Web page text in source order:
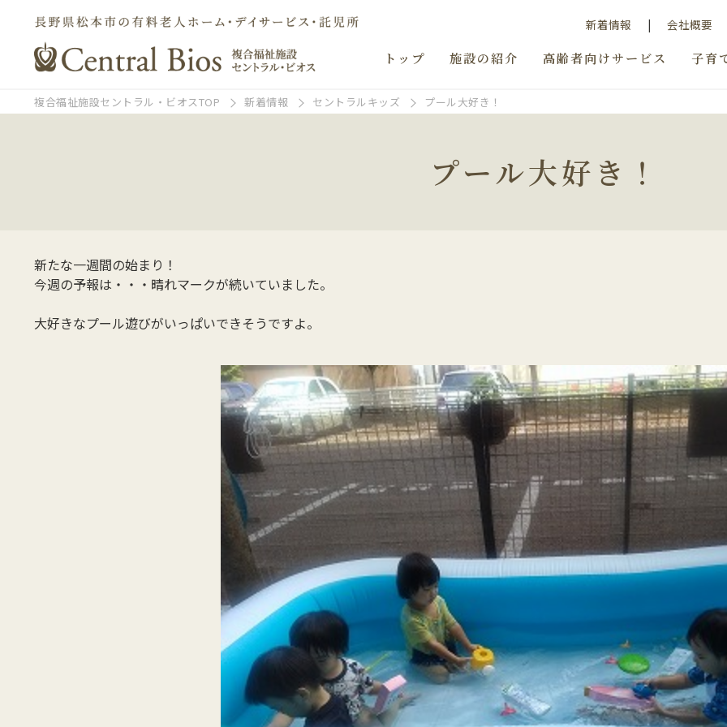
新着情報 会社概要
トップ 施設の紹介 高齢者向けサービス 子育
複合福祉施設セントラル・ビオスTOP 新着情報 セントラルキッズ プール大好き！
プール大好き！
新たな一週間の始まり！
今週の予報は・・・晴れマークが続いていました。
大好きなプール遊びがいっぱいできそうですよ。